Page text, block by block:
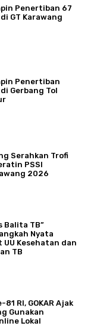
Penertiban 67
GT Karawang
Penertiban
Gerbang Tol
Serahkan Trofi
PSSI
2026
Balita TB”
Nyata
UU Kesehatan dan
TB
RI, GOKAR Ajak
Gunakan
Lokal